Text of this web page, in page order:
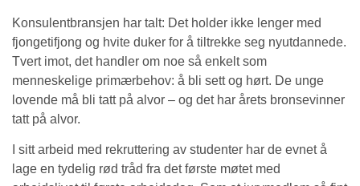
Konsulentbransjen har talt: Det holder ikke lenger med
fjongetifjong og hvite duker for å tiltrekke seg nyutdannede.
Tvert imot, det handler om noe så enkelt som
menneskelige primærbehov: å bli sett og hørt. De unge
lovende må bli tatt på alvor – og det har årets bronsevinner
tatt på alvor.
I sitt arbeid med rekruttering av studenter har de evnet å
lage en tydelig rød tråd fra det første møtet med